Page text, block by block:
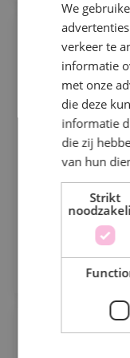
Uren
Alphen a/d
Als
op diverse
defecte
We
verkeer te
informatie
met onze
die deze
informatie
die zij
van hun
Strikt